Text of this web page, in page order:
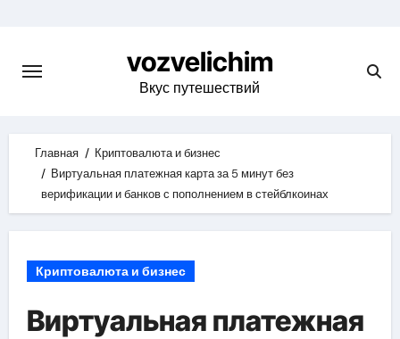
content
vozvelichim
Вкус путешествий
Главная
Криптовалюта и бизнес
Виртуальная платежная карта за 5 минут без
верификации и банков с пополнением в стейблкоинах
Криптовалюта и бизнес
Виртуальная платежная